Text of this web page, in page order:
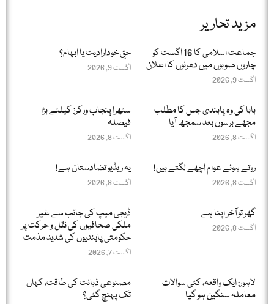
مزید تحاریر
جماعت اسلامی کا 16 اگست کو
چاروں صوبوں میں دھرنوں کا اعلان
اگست 9, 2026
حقِ خودارادیت یا ابہام؟
اگست 9, 2026
بابا کی وہ پابندی جس کا مطلب
مجھے برسوں بعد سمجھ آیا
اگست 8, 2026
ستھرا پنجاب ورکرز کیلئے بڑا
فیصلہ
اگست 8, 2026
روتے ہوئے عوام اچھے لگتے ہیں!
اگست 8, 2026
یہ ریڈیو تضادستان ہے!
اگست 8, 2026
گھر تو آخر اپنا ہے
اگست 8, 2026
ڈیجی میپ کی جانب سے غیر
ملکی صحافیوں کی نقل و حرکت پر
حکومتی پابندیوں کی شدید مذمت
اگست 7, 2026
لاہور: ایک واقعہ، کئی سوالات
معاملہ سنگین ہو گیا
مصنوعی ذہانت کی طاقت، کہاں
تک پہنچ گئی؟